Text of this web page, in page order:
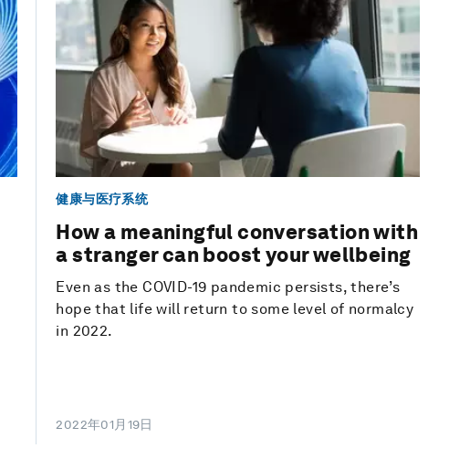
健康与医疗系统
How a meaningful conversation with
a stranger can boost your wellbeing
Even as the COVID-19 pandemic persists, there’s
hope that life will return to some level of normalcy
in 2022.
2022年01月19日